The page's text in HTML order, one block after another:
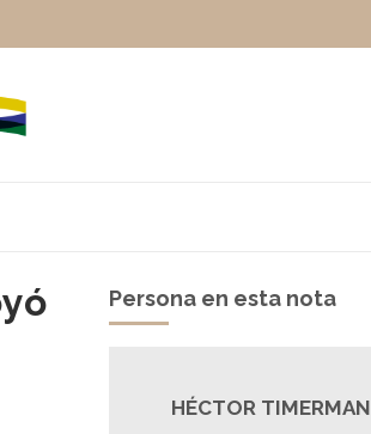
Persona en esta nota
HÉCTOR TIMERMAN